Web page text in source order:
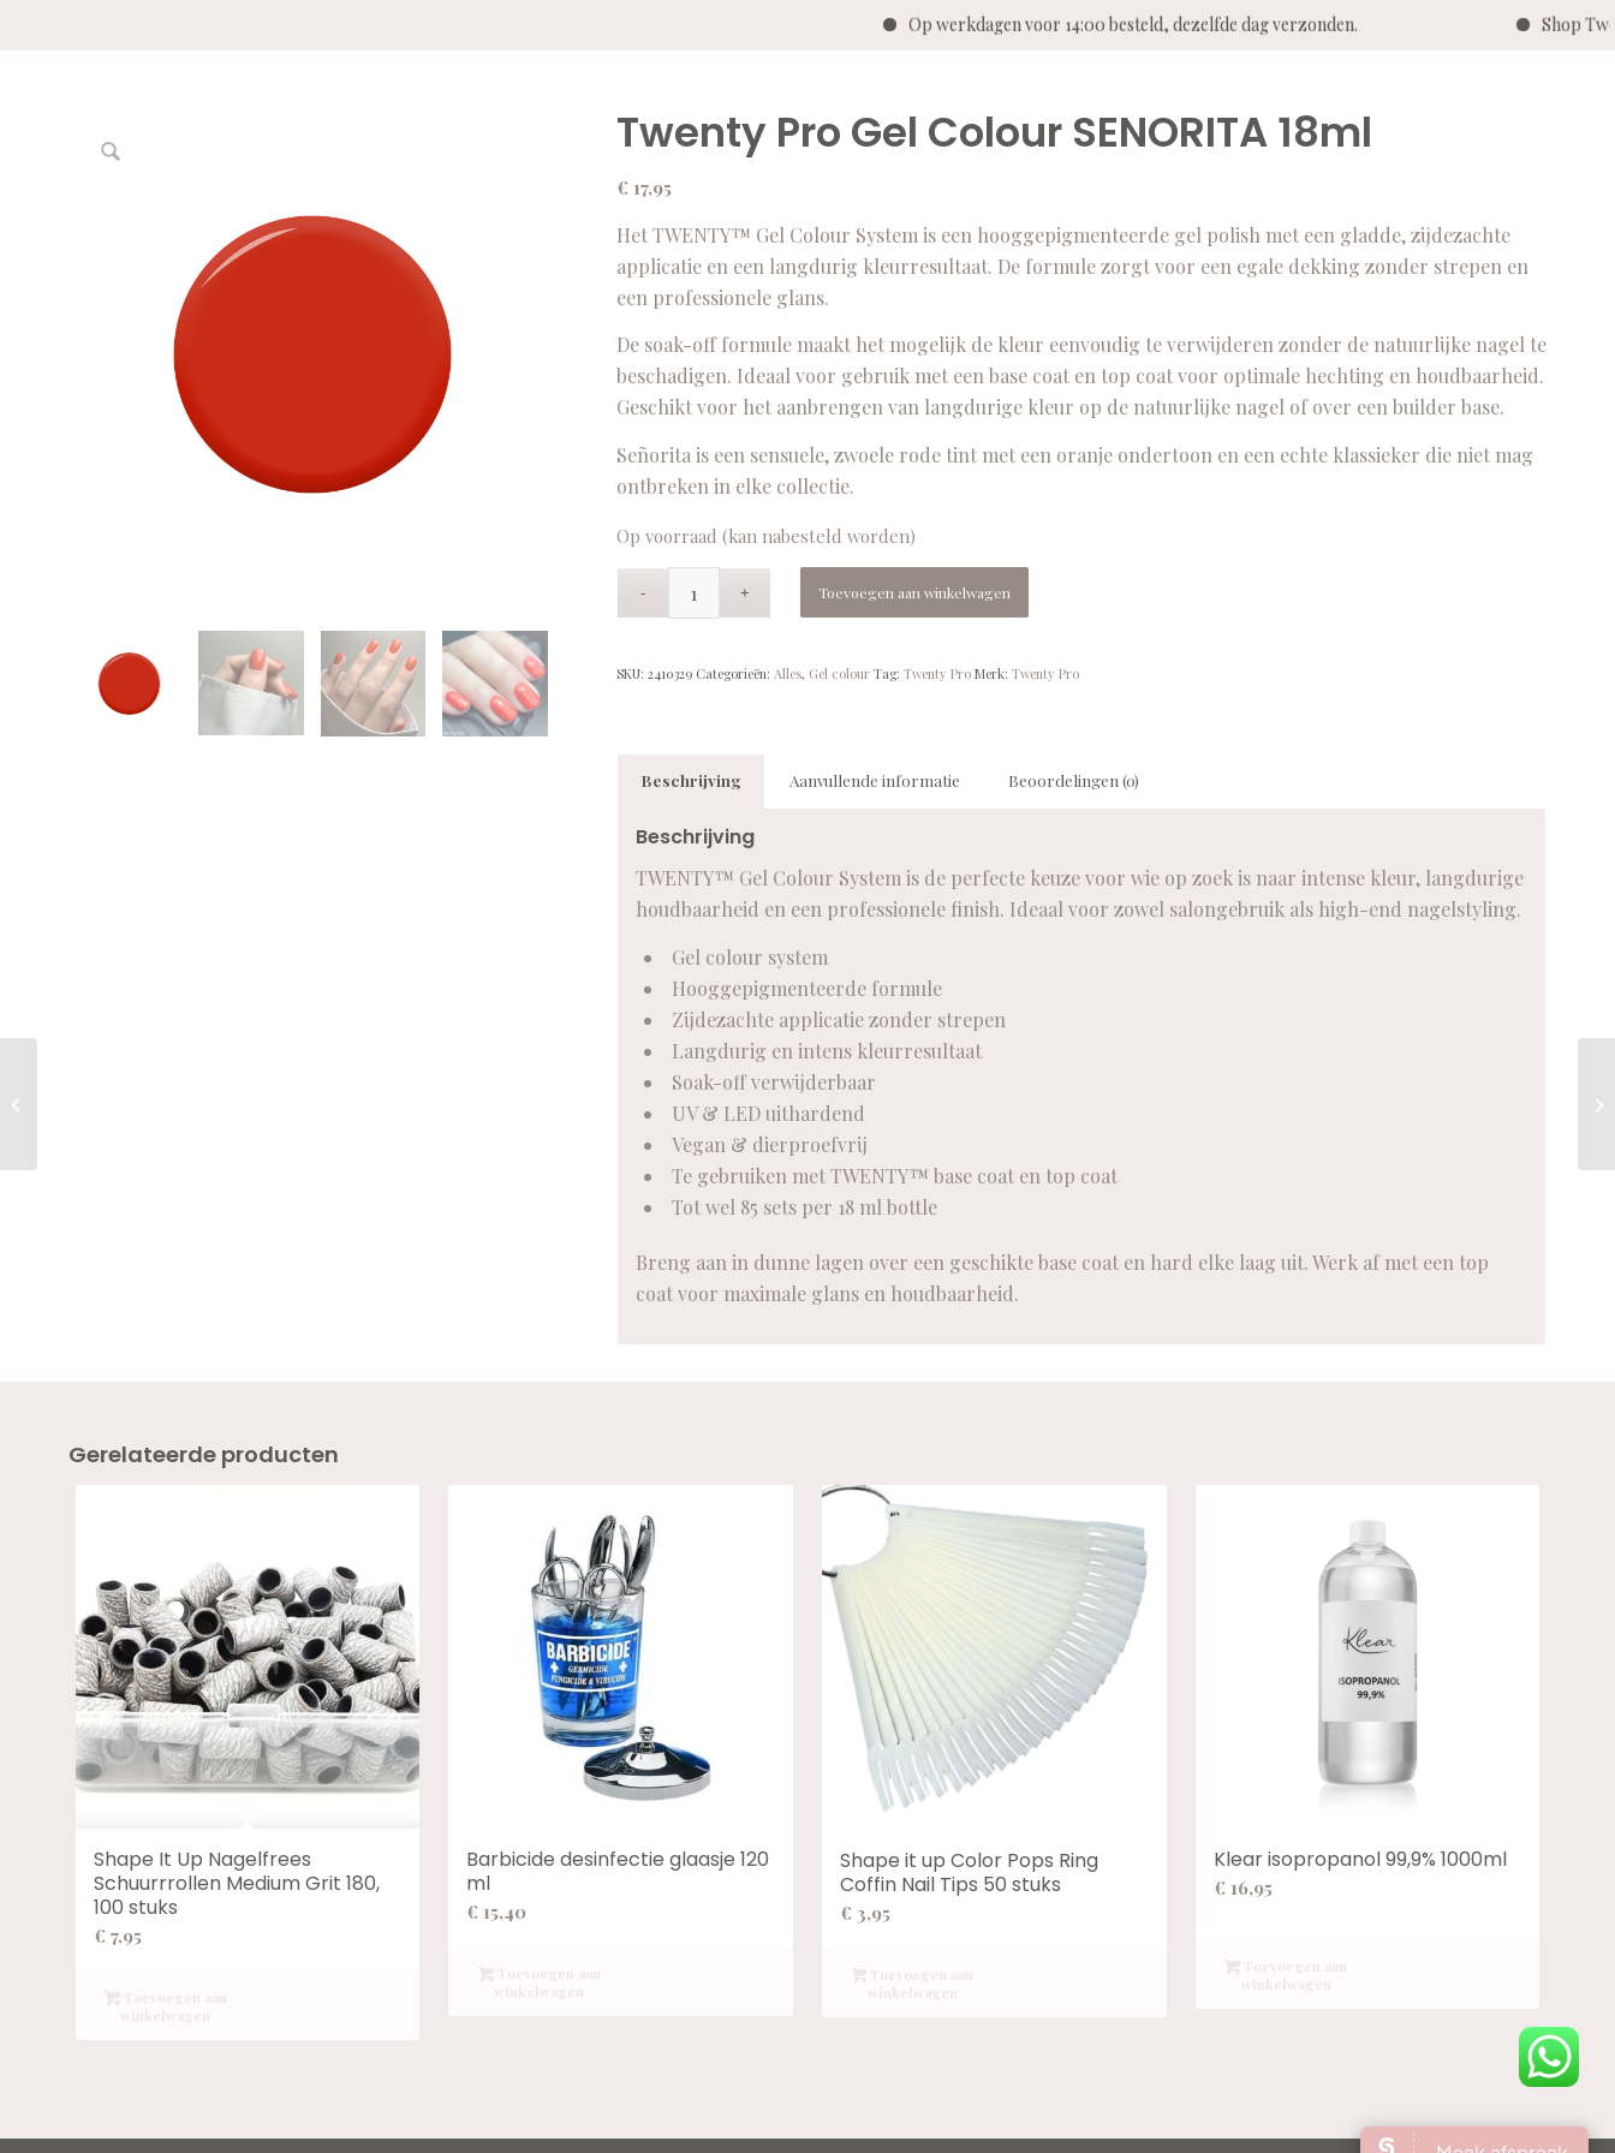
Op werkdagen voor 14:00 besteld, dezelfde dag verzonden. Shop
Twenty Pro Gel Colour SENORITA 18ml
€ 17,95
Het TWENTY™ Gel Colour System is een hooggepigmenteerde gel polish met een gladde, zijdezachte
applicatie en een langdurig kleurresultaat. De formule zorgt voor een egale dekking zonder strepen en
een professionele glans.
De soak-off formule maakt het mogelijk de kleur eenvoudig te verwijderen zonder de natuurlijke nagel te
beschadigen. Ideaal voor gebruik met een base coat en top coat voor optimale hechting en houdbaarheid.
Geschikt voor het aanbrengen van langdurige kleur op de natuurlijke nagel of over een builder base.
Señorita is een sensuele, zwoele rode tint met een oranje ondertoon en een echte klassieker die niet mag
ontbreken in elke collectie.
Op voorraad (kan nabesteld worden)
Toevoegen aan winkelwagen
SKU: 2410329 Categorieën: Alles, Gel colour Tag: Twenty Pro Merk: Twenty Pro
Beschrijving Aanvullende informatie Beoordelingen (0)
Beschrijving
TWENTY™ Gel Colour System is de perfecte keuze voor wie op zoek is naar intense kleur, langdurige
houdbaarheid en een professionele finish. Ideaal voor zowel salongebruik als high-end nagelstyling.
Gel colour system
Hooggepigmenteerde formule
Zijdezachte applicatie zonder strepen
Langdurig en intens kleurresultaat
Soak-off verwijderbaar
UV & LED uithardend
Vegan & dierproefvrij
Te gebruiken met TWENTY™ base coat en top coat
Tot wel 85 sets per 18 ml bottle
Breng aan in dunne lagen over een geschikte base coat en hard elke laag uit. Werk af met een top
coat voor maximale glans en houdbaarheid.
Gerelateerde producten
Shape It Up Nagelfrees
Schuurrrollen Medium Grit 180,
100 stuks
€ 7,95
Barbicide desinfectie glaasje 120
ml
€ 15,40
Shape it up Color Pops Ring
Coffin Nail Tips 50 stuks
€ 3,95
Klear isopropanol 99,9% 1000ml
€ 16,95